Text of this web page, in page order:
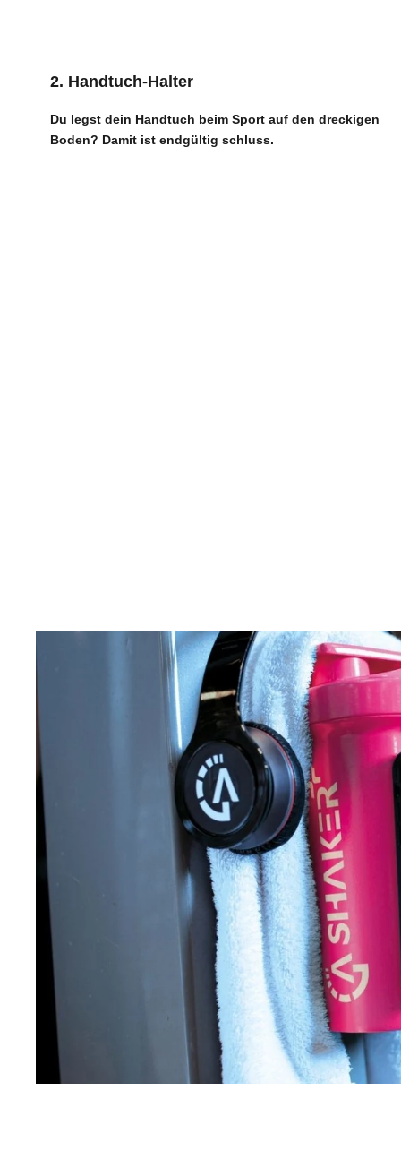
2. Handtuch-Halter
Du legst dein Handtuch beim Sport auf den dreckigen
Boden? Damit ist endgültig schluss.